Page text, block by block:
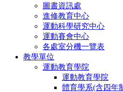
圖書資訊處
進修教育中心
運動科學研究中心
運動賽會中心
各處室分機一覽表
教學單位
運動教育學院
運動教育學院
體育學系(含四年